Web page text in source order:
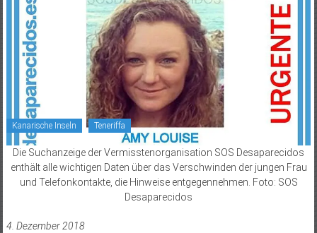
Kanarischen
Inseln
Kanarische Inseln Teneriffa
Die Suchanzeige der Vermisstenorganisation SOS Desaparecidos
enthält alle wichtigen Daten über das Verschwinden der jungen Frau
und Telefonkontakte, die Hinweise entgegennehmen. Foto: SOS
Desaparecidos
4. Dezember 2018